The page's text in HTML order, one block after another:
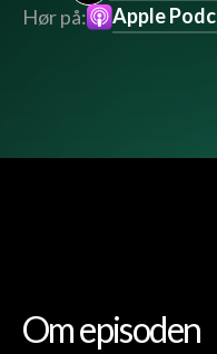
Hør på:
Apple
Om episoden